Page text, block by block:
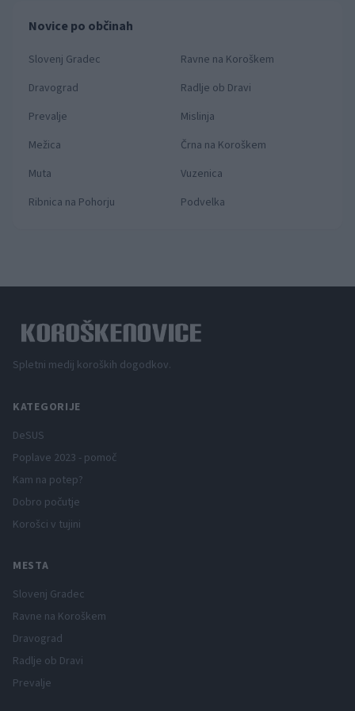
Novice po občinah
Slovenj Gradec
Ravne na Koroškem
Dravograd
Radlje ob Dravi
Prevalje
Mislinja
Mežica
Črna na Koroškem
Muta
Vuzenica
Ribnica na Pohorju
Podvelka
Spletni medij koroških dogodkov.
KATEGORIJE
DeSUS
Poplave 2023 - pomoč
Kam na potep?
Dobro počutje
Korošci v tujini
MESTA
Slovenj Gradec
Ravne na Koroškem
Dravograd
Radlje ob Dravi
Prevalje